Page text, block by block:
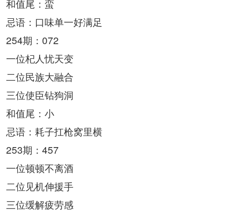
和值尾：蛮
忌语：口味单一好满足
254期：072
一位杞人忧天变
二位民族大融合
三位使臣钻狗洞
和值尾：小
忌语：耗子扛枪窝里横
253期：457
一位顿顿不离酒
二位见机伸援手
三位缓解疲劳感